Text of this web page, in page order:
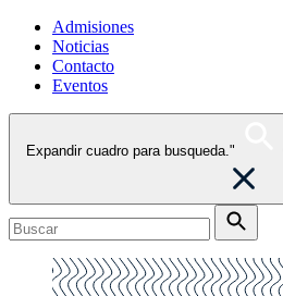
Admisiones
Noticias
Contacto
Eventos
Expandir cuadro para busqueda."